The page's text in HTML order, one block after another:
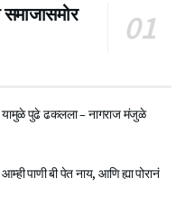
समाजासमोर
यामुळे पुढे ढकलला – नागराज मंजुळे
पाणी बी पेत नाय, आणि ह्या पोरानं